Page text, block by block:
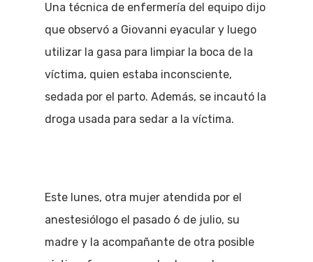
Una técnica de enfermería del equipo dijo
que observó a Giovanni eyacular y luego
utilizar la gasa para limpiar la boca de la
víctima, quien estaba inconsciente,
sedada por el parto. Además, se incautó la
droga usada para sedar a la víctima.
Este lunes, otra mujer atendida por el
anestesiólogo el pasado 6 de julio, su
madre y la acompañante de otra posible